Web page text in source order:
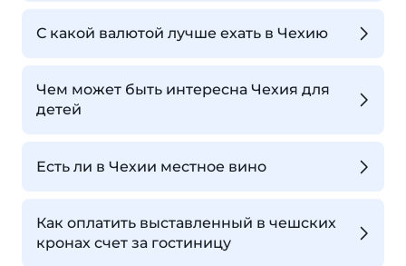
С какой валютой лучше ехать в Чехию
Чем может быть интересна Чехия для
детей
Есть ли в Чехии местное вино
Как оплатить выставленный в чешских
кронах счет за гостиницу